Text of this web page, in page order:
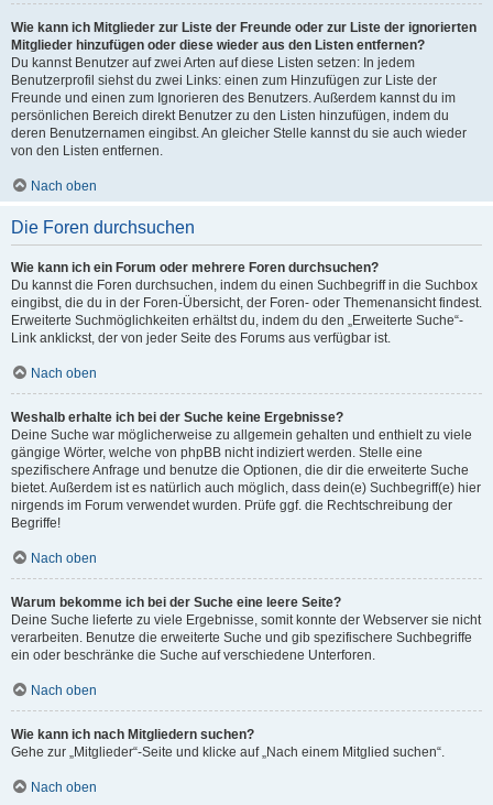
Wie kann ich Mitglieder zur Liste der Freunde oder zur Liste der ignorierten
Mitglieder hinzufügen oder diese wieder aus den Listen entfernen?
Du kannst Benutzer auf zwei Arten auf diese Listen setzen: In jedem
Benutzerprofil siehst du zwei Links: einen zum Hinzufügen zur Liste der
Freunde und einen zum Ignorieren des Benutzers. Außerdem kannst du im
persönlichen Bereich direkt Benutzer zu den Listen hinzufügen, indem du
deren Benutzernamen eingibst. An gleicher Stelle kannst du sie auch wieder
von den Listen entfernen.
Nach oben
Die Foren durchsuchen
Wie kann ich ein Forum oder mehrere Foren durchsuchen?
Du kannst die Foren durchsuchen, indem du einen Suchbegriff in die Suchbox
eingibst, die du in der Foren-Übersicht, der Foren- oder Themenansicht findest.
Erweiterte Suchmöglichkeiten erhältst du, indem du den „Erweiterte Suche“-
Link anklickst, der von jeder Seite des Forums aus verfügbar ist.
Nach oben
Weshalb erhalte ich bei der Suche keine Ergebnisse?
Deine Suche war möglicherweise zu allgemein gehalten und enthielt zu viele
gängige Wörter, welche von phpBB nicht indiziert werden. Stelle eine
spezifischere Anfrage und benutze die Optionen, die dir die erweiterte Suche
bietet. Außerdem ist es natürlich auch möglich, dass dein(e) Suchbegriff(e) hier
nirgends im Forum verwendet wurden. Prüfe ggf. die Rechtschreibung der
Begriffe!
Nach oben
Warum bekomme ich bei der Suche eine leere Seite?
Deine Suche lieferte zu viele Ergebnisse, somit konnte der Webserver sie nicht
verarbeiten. Benutze die erweiterte Suche und gib spezifischere Suchbegriffe
ein oder beschränke die Suche auf verschiedene Unterforen.
Nach oben
Wie kann ich nach Mitgliedern suchen?
Gehe zur „Mitglieder“-Seite und klicke auf „Nach einem Mitglied suchen“.
Nach oben